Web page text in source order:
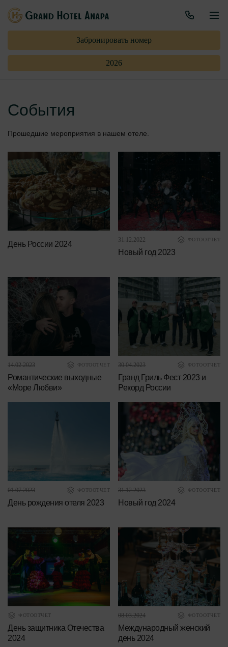
Забронировать номер
2026
События
Прошедшие мероприятия в нашем отеле.
День России 2024 31.12.2022 ФОТООТЧЕТ
Новый год 2023
14.02.2023 ФОТООТЧЕТ
Романтические выходные
«Море Любви»
30.04.2023 ФОТООТЧЕТ
Гранд Гриль Фест 2023 и
Рекорд России
01.07.2023 ФОТООТЧЕТ
День рождения отеля 2023
31.12.2023 ФОТООТЧЕТ
Новый год 2024
ФОТООТЧЕТ
День защитника Отечества
2024
08.03.2024 ФОТООТЧЕТ
Международный женский
день 2024